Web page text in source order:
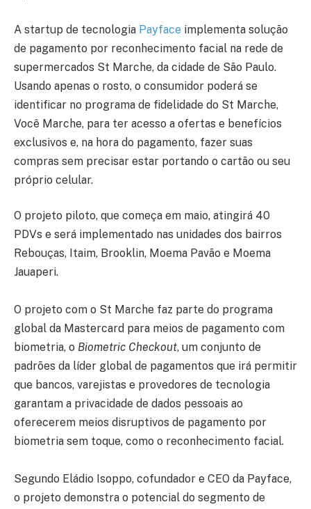
A startup de tecnologia Payface implementa solução
de pagamento por reconhecimento facial na rede de
supermercados St Marche, da cidade de São Paulo.
Usando apenas o rosto, o consumidor poderá se
identificar no programa de fidelidade do St Marche,
Você Marche, para ter acesso a ofertas e benefícios
exclusivos e, na hora do pagamento, fazer suas
compras sem precisar estar portando o cartão ou seu
próprio celular.
O projeto piloto, que começa em maio, atingirá 40
PDVs e será implementado nas unidades dos bairros
Rebouças, Itaim, Brooklin, Moema Pavão e Moema
Jauaperi.
O projeto com o St Marche faz parte do programa
global da Mastercard para meios de pagamento com
biometria, o Biometric Checkout, um conjunto de
padrões da líder global de pagamentos que irá permitir
que bancos, varejistas e provedores de tecnologia
garantam a privacidade de dados pessoais ao
oferecerem meios disruptivos de pagamento por
biometria sem toque, como o reconhecimento facial.
Segundo Eládio Isoppo, cofundador e CEO da Payface,
o projeto demonstra o potencial do segmento de